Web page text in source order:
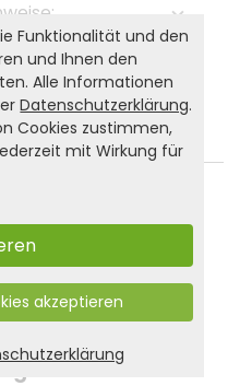
zzgl.Versandkosten.
Sie uns auf
Funktionalität und den
und Ihnen den
Alle Informationen
Datenschutzerklärung.
Cookies zustimmen,
mit Wirkung für
akzeptieren